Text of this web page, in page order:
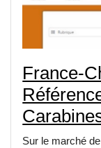
France-
Sur le marché